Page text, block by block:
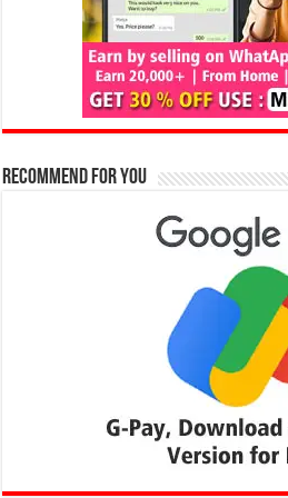
Recommend for You